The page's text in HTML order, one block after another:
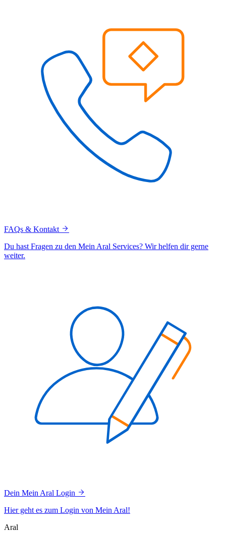
FAQs & Kontakt
Du hast Fragen zu den Mein Aral Services? Wir helfen dir gerne
weiter.
Dein Mein Aral Login
Hier geht es zum Login von Mein Aral!
Aral